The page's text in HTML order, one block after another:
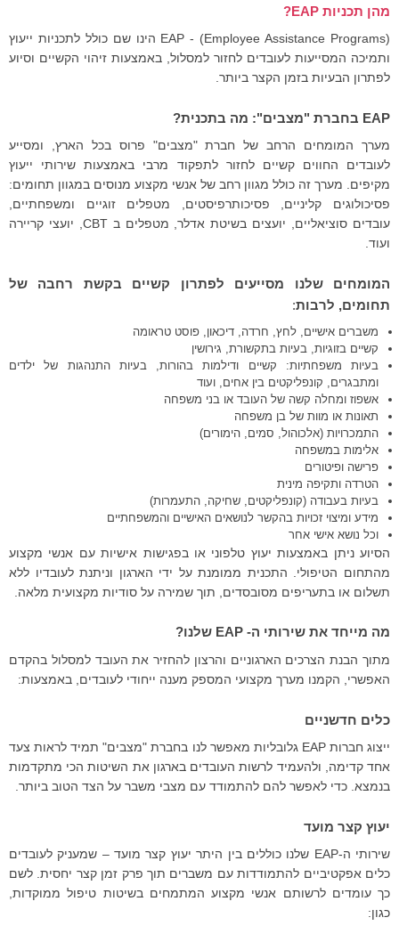
ק
ט
ו
ב
2
1
מהן תכניות EAP?
(EAP - (Employee Assistance Programs הינו שם כולל לתכניות ייעוץ
ותמיכה המסייעות לעובדים לחזור למסלול, באמצעות זיהוי הקשיים וסיוע
לפתרון הבעיות בזמן הקצר ביותר.
EAP בחברת "מצבים": מה בתכנית?
מערך המומחים הרחב של חברת "מצבים" פרוס בכל הארץ, ומסייע
לעובדים החווים קשיים לחזור לתפקוד מרבי באמצעות שירותי ייעוץ
מקיפים. מערך זה כולל מגוון רחב של אנשי מקצוע מנוסים במגוון תחומים:
פסיכולוגים קליניים, פסיכותרפיסטים, מטפלים זוגיים ומשפחתיים,
עובדים סוציאליים, יועצים בשיטת אדלר, מטפלים ב CBT, יועצי קריירה
ועוד.
המומחים שלנו מסייעים לפתרון קשיים בקשת רחבה של
תחומים, לרבות:
משברים אישיים, לחץ, חרדה, דיכאון, פוסט טראומה
קשיים בזוגיות, בעיות בתקשורת, גירושין
בעיות משפחתיות: קשיים ודילמות בהורות, בעיות התנהגות של ילדים
ומתבגרים, קונפליקטים בין אחים, ועוד
אשפוז ומחלה קשה של העובד או בני משפחה
תאונות או מוות של בן משפחה
התמכרויות (אלכוהול, סמים, הימורים)
אלימות במשפחה
פרישה ופיטורים
הטרדה ותקיפה מינית
בעיות בעבודה (קונפליקטים, שחיקה, התעמרות)
מידע ומיצוי זכויות בהקשר לנושאים האישיים והמשפחתיים
וכל נושא אישי אחר
הסיוע ניתן באמצעות יעוץ טלפוני או בפגישות אישיות עם אנשי מקצוע
מהתחום הטיפולי. התכנית ממומנת על ידי הארגון וניתנת לעובדיו ללא
תשלום או בתעריפים מסובסדים, תוך שמירה על סודיות מקצועית מלאה.
מה מייחד את שירותי ה- EAP שלנו?
מתוך הבנת הצרכים הארגוניים והרצון להחזיר את העובד למסלול בהקדם
האפשרי, הקמנו מערך מקצועי המספק מענה ייחודי לעובדים, באמצעות:
כלים חדשניים
ייצוג חברות EAP גלובליות מאפשר לנו בחברת "מצבים" תמיד לראות צעד
אחד קדימה, ולהעמיד לרשות העובדים בארגון את השיטות הכי מתקדמות
בנמצא. כדי לאפשר להם להתמודד עם מצבי משבר על הצד הטוב ביותר.
יעוץ קצר מועד
שירותי ה-EAP שלנו כוללים בין היתר יעוץ קצר מועד – שמעניק לעובדים
כלים אפקטיביים להתמודדות עם משברים תוך פרק זמן קצר יחסית. לשם
כך עומדים לרשותם אנשי מקצוע המתמחים בשיטות טיפול ממוקדות,
כגון: